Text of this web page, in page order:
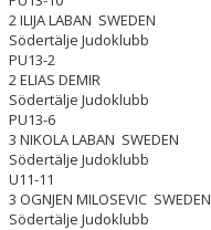
2 ILIJA LABAN SWEDEN
Södertälje Judoklubb
PU13-2
2 ELIAS DEMIR
Södertälje Judoklubb
PU13-6
3 NIKOLA LABAN SWEDEN
Södertälje Judoklubb
U11-11
3 OGNJEN MILOSEVIC SWEDEN
Södertälje Judoklubb